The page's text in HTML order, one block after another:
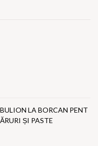
LA BORCAN PENT
ȘI PASTE